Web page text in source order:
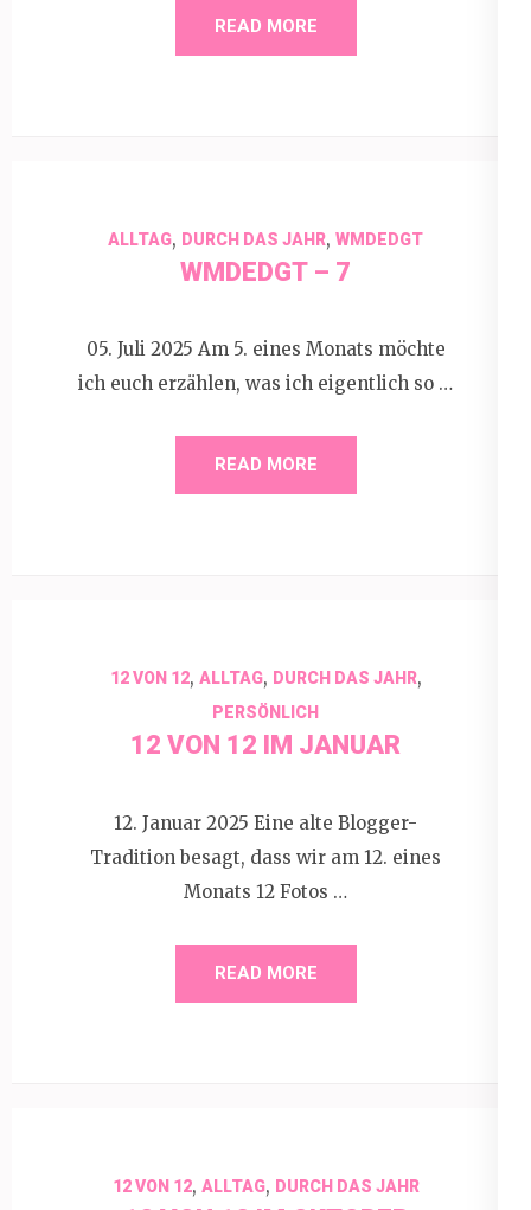
READ MORE
ALLTAG, DURCH DAS JAHR, WMDEDGT
WMDEDGT – 7
05. Juli 2025 Am 5. eines Monats möchte
ich euch erzählen, was ich eigentlich so …
READ MORE
12 VON 12, ALLTAG, DURCH DAS JAHR,
PERSÖNLICH
12 VON 12 IM JANUAR
12. Januar 2025 Eine alte Blogger-
Tradition besagt, dass wir am 12. eines
Monats 12 Fotos …
READ MORE
12 VON 12, ALLTAG, DURCH DAS JAHR